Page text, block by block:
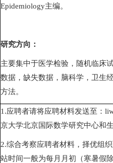
Epidemiology主编。
研究方向：
主要集中于医学检验，随机临床
数据，缺失数据，脑科学，卫生
方法。
1.应聘者请将应聘材料发送至：
京大学北京国际数学研究中心和
2.综合考察应聘者材料，择优组织
站时间一般为每月月初（寒暑假